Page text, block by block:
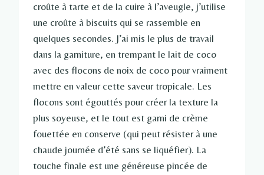
croûte à tarte et de la cuire à l’aveugle, j’utilise
une croûte à biscuits qui se rassemble en
quelques secondes. J’ai mis le plus de travail
dans la garniture, en trempant le lait de coco
avec des flocons de noix de coco pour vraiment
mettre en valeur cette saveur tropicale. Les
flocons sont égouttés pour créer la texture la
plus soyeuse, et le tout est garni de crème
fouettée en conserve (qui peut résister à une
chaude journée d’été sans se liquéfier). La
touche finale est une généreuse pincée de